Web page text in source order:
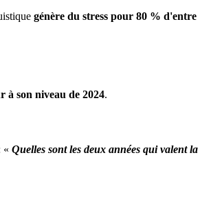
génère du stress pour 80 % d'entre
à son niveau de 2024.
« Quelles sont les deux années qui valent la